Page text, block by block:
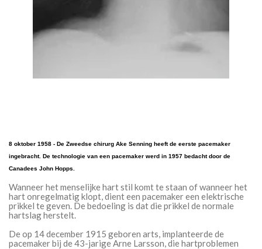
8 oktober 1958 - De Zweedse chirurg Ake Senning heeft de eerste pacemaker
ingebracht. De technologie van een pacemaker werd in 1957 bedacht door de
Canadees John Hopps.
Wanneer het menselijke hart stil komt te staan of wanneer het
hart onregelmatig klopt, dient een pacemaker een elektrische
prikkel te geven. De bedoeling is dat die prikkel de normale
hartslag herstelt.
De op 14 december 1915 geboren arts, implanteerde de
pacemaker bij de 43-jarige Arne Larsson, die hartproblemen